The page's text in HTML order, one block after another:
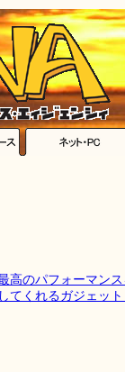
高のパフォーマン
てくれるガジェッ